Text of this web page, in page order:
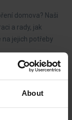
About
domova? Naši
a rady, jak
na jejich potřeby